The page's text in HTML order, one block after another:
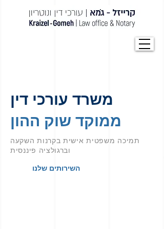
משרד עורכי דין
ממוקד שוק ההון
תמיכה משפטית אישית בקרנות השקעה
וברגולציה פיננסית
השירותים שלנו